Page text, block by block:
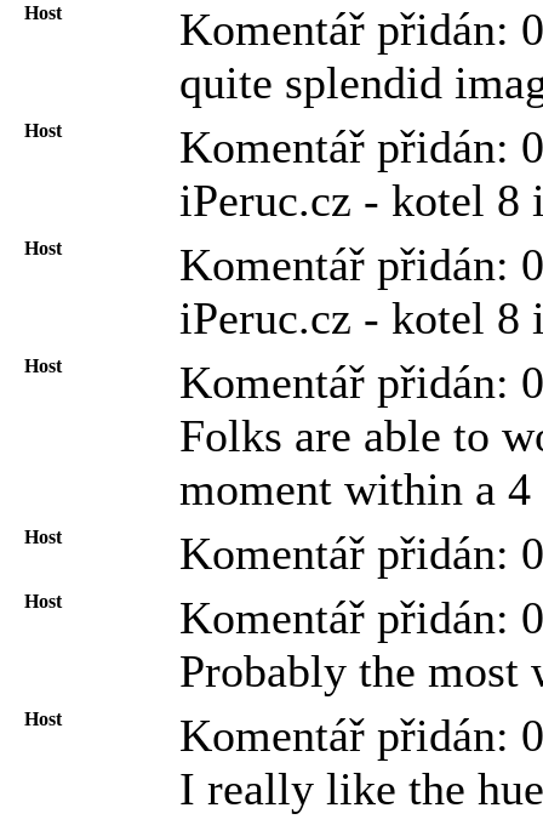
Host
Komentář přidán:
quite splendid
Host
Komentář přidán:
iPeruc.cz - kotel 8
Host
Komentář přidán:
iPeruc.cz - kotel 8
Host
Komentář přidán:
Folks are able to
moment within a
Host Komentář přidán:
Host
Komentář přidán:
Probably the most
Host
Komentář přidán:
I really like the